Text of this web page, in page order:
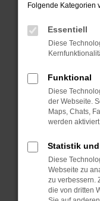
Prüfe deine
Manche
können das
verhindern.
Fenster?
Starte dein
Das kann
Probleme zu
sind.
Veraltete
Folgende Kategorien
Essentiell
Diese
Funktional
Diese
der Webseite.
Maps, Chats,
werden
Statistik
Diese
Webseite zu
zu verbessern.
die von dritten